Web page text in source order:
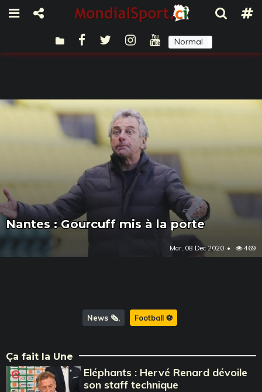
Normal
Nantes : Gourcuff mis à la porte
Mar, 08 Dec 2020 469
News 🗞️ Football ⚽️
Ça fait la Une
Eléphants : Hervé Renard dévoile
son staff technique